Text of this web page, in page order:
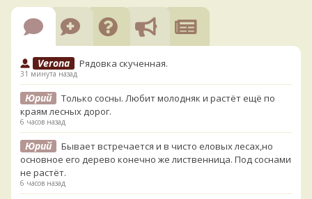
Verona Рядовка скученная.
31 минута назад
Юрий
Только сосны. Любит молодняк и растёт ещё по
краям лесных дорог.
6 часов назад
Юрий
Бывает встречается и в чисто еловых лесах,но
основное его дерево конечно же лиственница. Под соснами
не растёт.
6 часов назад